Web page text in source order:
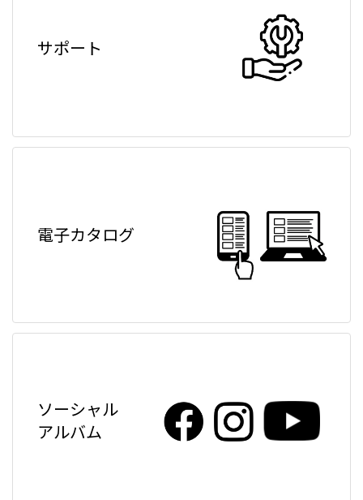
サポート
電子カタログ
ソーシャル
アルバム